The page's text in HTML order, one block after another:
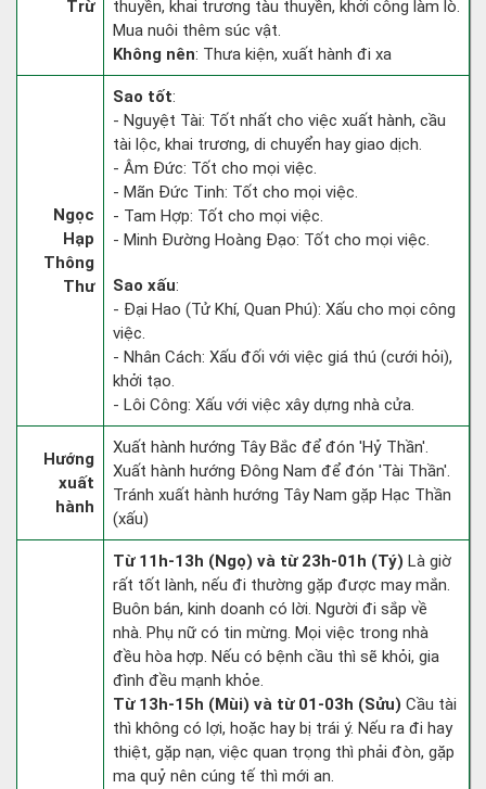
Trừ
thuyền, khai trương tàu thuyền, khởi công làm lò.
Mua nuôi thêm súc vật.
Không nên: Thưa kiện, xuất hành đi xa
Ngọc
Hạp
Thông
Thư
Sao tốt:
- Nguyệt Tài: Tốt nhất cho việc xuất hành, cầu
tài lộc, khai trương, di chuyển hay giao dịch.
- Âm Đức: Tốt cho mọi việc.
- Mãn Đức Tinh: Tốt cho mọi việc.
- Tam Hợp: Tốt cho mọi việc.
- Minh Đường Hoàng Đạo: Tốt cho mọi việc.
Sao xấu:
- Đại Hao (Tử Khí, Quan Phú): Xấu cho mọi công
việc.
- Nhân Cách: Xấu đối với việc giá thú (cưới hỏi),
khởi tạo.
- Lôi Công: Xấu với việc xây dựng nhà cửa.
Hướng
xuất
hành
Xuất hành hướng Tây Bắc để đón 'Hỷ Thần'.
Xuất hành hướng Đông Nam để đón 'Tài Thần'.
Tránh xuất hành hướng Tây Nam gặp Hạc Thần
(xấu)
Từ 11h-13h (Ngọ) và từ 23h-01h (Tý) Là giờ
rất tốt lành, nếu đi thường gặp được may mắn.
Buôn bán, kinh doanh có lời. Người đi sắp về
nhà. Phụ nữ có tin mừng. Mọi việc trong nhà
đều hòa hợp. Nếu có bệnh cầu thì sẽ khỏi, gia
đình đều mạnh khỏe.
Từ 13h-15h (Mùi) và từ 01-03h (Sửu) Cầu tài
thì không có lợi, hoặc hay bị trái ý. Nếu ra đi hay
thiệt, gặp nạn, việc quan trọng thì phải đòn, gặp
ma quỷ nên cúng tế thì mới an.